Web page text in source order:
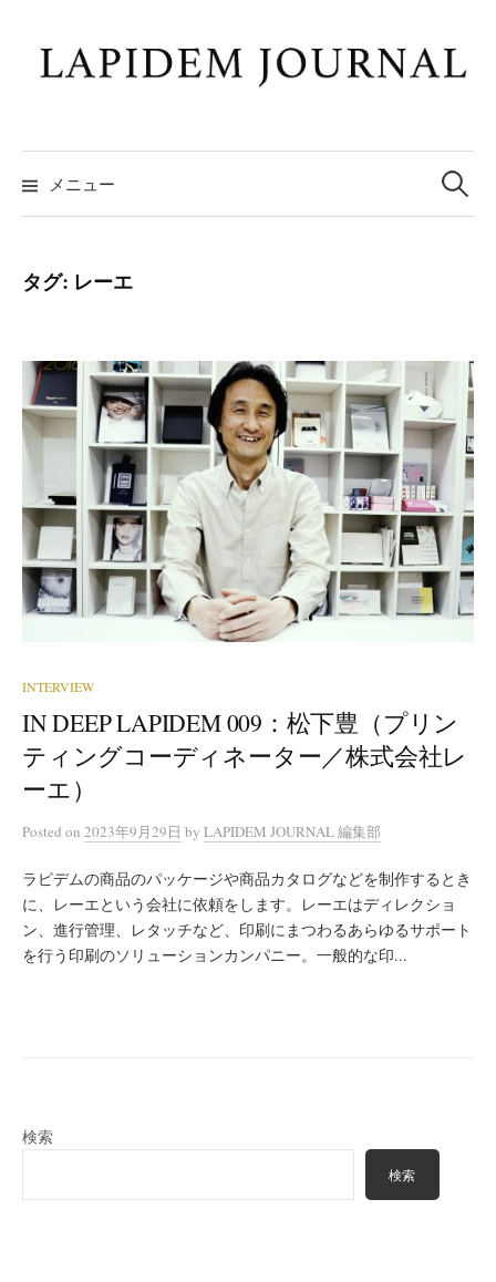
ス
キ
プ
メニュー
検
索:
タグ: レーエ
INTERVIEW
IN DEEP LAPIDEM 009：松下豊（プリン
ティングコーディネーター／株式会社レ
ーエ）
Posted on 2023年9月29日 by LAPIDEM JOURNAL 編集部
ラピデムの商品のパッケージや商品カタログなどを制作するとき
に、レーエという会社に依頼をします。レーエはディレクショ
ン、進行管理、レタッチなど、印刷にまつわるあらゆるサポート
を行う印刷のソリューションカンパニー。一般的な印...
検索
検索